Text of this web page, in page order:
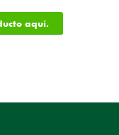
aquí.